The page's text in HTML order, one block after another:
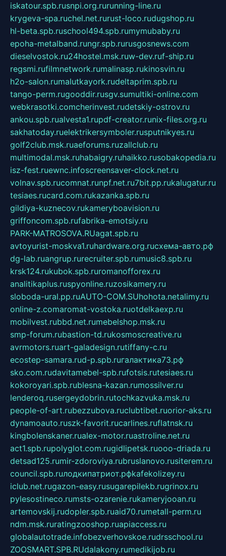
iskatour.spb.rusnpi.org.rurunning-line.ru
krygeva-spa.ruchel.net.rurust-loco.rudugshop.ru
hl-beta.spb.ruschool494.spb.rumymubaby.ru
epoha-metalband.rungr.spb.rurusgosnews.com
dieselvostok.ru24hostel.msk.ruw-dev.ruf-ship.ru
regsmi.rufilmnetwork.rumalinasp.rukinosvin.ru
h2o-salon.rumalutkayork.rudeltaprim.spb.ru
tango-perm.rugooddir.rusgv.sumultiki-online.com
webkrasotki.comcherinvest.rudetskiy-ostrov.ru
ankou.spb.rualvesta1.rupdf-creator.runix-files.org.ru
sakhatoday.ruelektrikersymboler.rusputnikyes.ru
golf2club.msk.ruaeforums.ruzallclub.ru
multimodal.msk.ruhabaigry.ruhaikko.rusobakopedia.ru
isz-fest.ruewnc.infoscreensaver-clock.net.ru
volnav.spb.rucomnat.runpf.net.ru7bit.pp.rukalugatur.ru
tesiaes.rucard.com.rukazanka.spb.ru
gildiya-kuznecov.rukameryboavision.ru
griffoncom.spb.rufabrika-emotsiy.ru
PARK-MATROSOVA.RUagat.spb.ru
avtoyurist-moskva1.ruhardware.org.ruсхема-авто.рф
dg-lab.ruangrup.rurecruiter.spb.rumusic8.spb.ru
krsk124.rukubok.spb.ruromanofforex.ru
analitikaplus.ruspyonline.ruzosikamery.ru
sloboda-ural.pp.ruAUTO-COM.SUhohota.netalimy.ru
online-z.comaromat-vostoka.ruotdelkaexp.ru
mobilvest.rubbd.net.rumebelshop.msk.ru
smp-forum.rubastion-td.rukosmoscreative.ru
avrmotors.ruart-galadesign.rutiffany-c.ru
ecostep-samara.rud-p.spb.ruгалактика73.рф
sko.com.rudavitamebel-spb.rufotsis.rutesiaes.ru
kokoroyari.spb.rublesna-kazan.rumossilver.ru
lenderoq.rusergeydobrin.rutochkazvuka.msk.ru
people-of-art.rubezzubova.ruclubtibet.ruorior-aks.ru
dynamoauto.ruszk-favorit.rucarlines.ruflatnsk.ru
kingbolenskaner.rualex-motor.ruastroline.net.ru
act1.spb.rupolyglot.com.rugidlipetsk.ruooo-driada.ru
detsad125.rumir-zdoroviya.rubruslanovo.rusiterem.ru
council.spb.ruлодкипатриот.рфkafekolizey.ru
iclub.net.rugazon-easy.rusugarepilekb.rugrinox.ru
pylesostineco.rumsts-ozarenie.rukameryjooan.ru
artemovskij.rudopler.spb.ruaid70.rumetall-perm.ru
ndm.msk.ruratingzooshop.ruapiaccess.ru
globalautotrade.infobezverhovskoe.rudrsschool.ru
ZOOSMART.SPB.RUdalakony.rumedikijob.ru